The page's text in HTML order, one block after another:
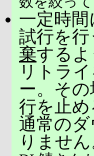
一定時
試行を行
棄する
リトラ
ー。そ
行を止
通常の
りません